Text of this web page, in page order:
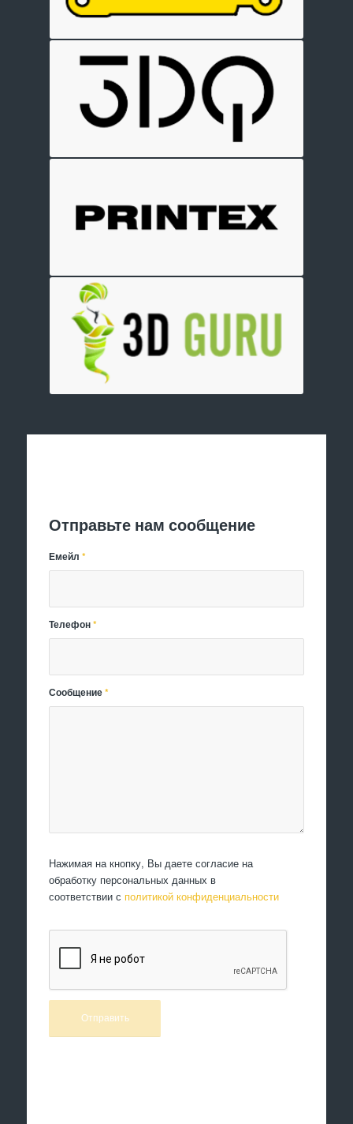
Отправьте нам сообщение
Емейл*
Телефон*
Сообщение*
Нажимая на кнопку, Вы даете согласие на
обработку персональных данных в
соответствии с политикой конфиденциальности